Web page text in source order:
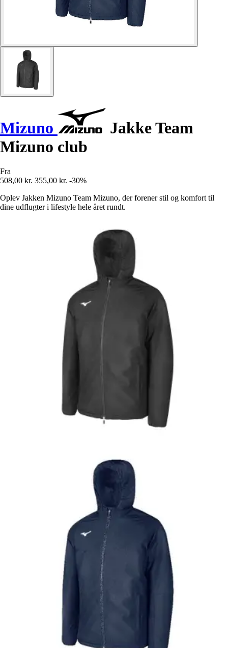
Mizuno
Jakke Team
Mizuno club
Fra
508,00 kr. 355,00 kr. -30%
Oplev Jakken Mizuno Team Mizuno, der forener stil og komfort til
dine udflugter i lifestyle hele året rundt.